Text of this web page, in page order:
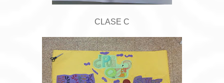
CLASE C